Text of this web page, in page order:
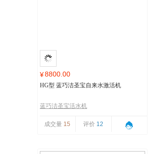
¥8800.00
HG型 蓝巧洁圣宝自来水激活机
蓝巧洁圣宝活水机
成交量 15 评价 12